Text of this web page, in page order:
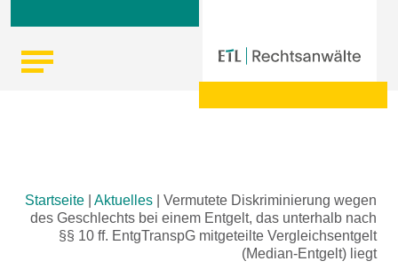
content
Startseite Aktuelles
Vermutete Diskriminierung wegen
des Geschlechts bei einem Entgelt, das unterhalb nach
§§ 10 ff. EntgTranspG mitgeteilte Vergleichsentgelt
(Median-Entgelt) liegt